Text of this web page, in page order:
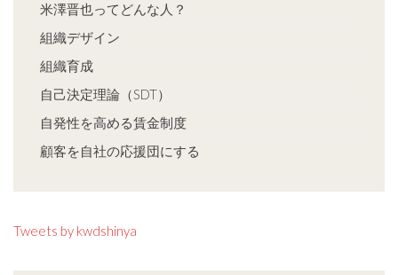
米澤晋也ってどんな人？
組織デザイン
組織育成
自己決定理論（SDT）
自発性を高める賃金制度
顧客を自社の応援団にする
Tweets by kwdshinya